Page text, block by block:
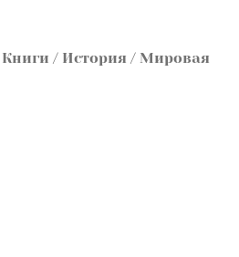
Книги / История / Мировая